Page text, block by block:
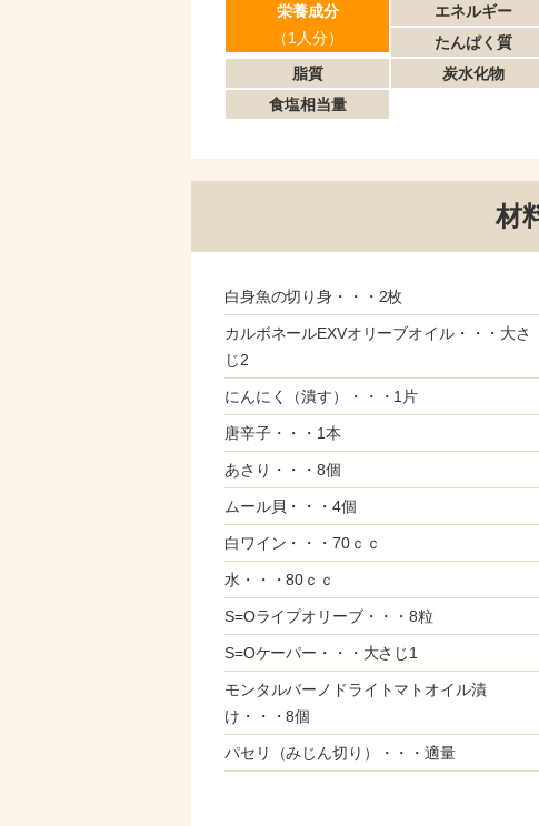
栄養成分
（1人分）
エネルギー
たんぱく質
脂質
炭水化物
食塩相当量
材
白身魚の切り身・・・2枚
カルボネールEXVオリーブオイル・・・大さ
じ2
にんにく（潰す）・・・1片
唐辛子・・・1本
あさり・・・8個
ムール貝・・・4個
白ワイン・・・70ｃｃ
水・・・80ｃｃ
S=Oライプオリーブ・・・8粒
S=Oケーパー・・・大さじ1
モンタルバーノドライトマトオイル漬
け・・・8個
パセリ（みじん切り）・・・適量